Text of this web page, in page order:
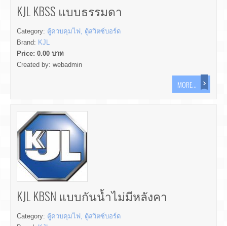
KJL KBSS แบบธรรมดา
Category: ตู้ควบคุมไฟ, ตู้สวิตซ์บอร์ด
Brand: KJL
Price: 0.00 บาท
Created by: webadmin
MORE...
KJL KBSN แบบกันน้ำไม่มีหลังคา
Category: ตู้ควบคุมไฟ, ตู้สวิตซ์บอร์ด